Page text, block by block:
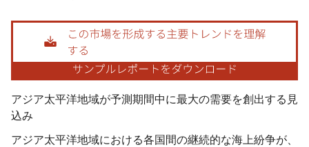
画像 © Mordor Intelligence。再利用にはCC BY 4.0の表示が必要です。
アジア太平洋地域が予測期間中に最大の需要を創出する見
込み
アジア太平洋地域における各国間の継続的な海上紛争が、